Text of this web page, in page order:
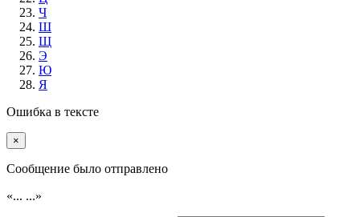
Ч
Ш
Щ
Э
Ю
Я
Ошибка в тексте
×
Cообщение было отправлено
«... ...»